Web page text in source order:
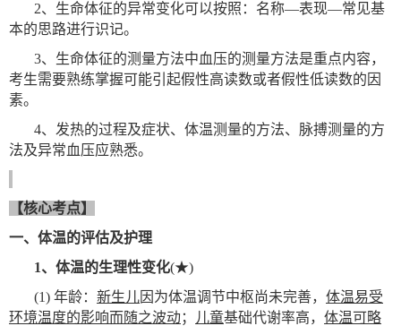
2、生命体征的异常变化可以按照：名称—表现—常见基
本的思路进行识记。
3、生命体征的测量方法中血压的测量方法是重点内容，
考生需要熟练掌握可能引起假性高读数或者假性低读数的因
素。
4、发热的过程及症状、体温测量的方法、脉搏测量的方
法及异常血压应熟悉。
【核心考点】
一、体温的评估及护理
1、体温的生理性变化(★)
(1) 年龄： 新生儿因为体温调节中枢尚未完善， 体温易受
环境温度的影响而随之波动； 儿童基础代谢率高， 体温可略